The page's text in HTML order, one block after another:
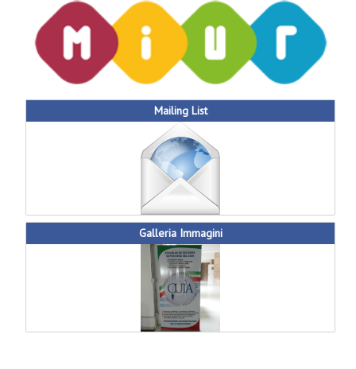
Mailing List
Galleria Immagini